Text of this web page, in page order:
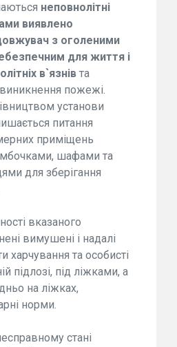
неповнолітні
виявлено
з оголеними
для життя і
в`язнів та
пожежі.
установи
питання
приміщень
шафами та
для зберігання
вказаного
вимушені і надалі
харчування та особисті
підлозі, під ліжками, а
на ліжках,
норми.
стані